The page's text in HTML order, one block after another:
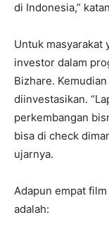
di Indonesia,”
Untuk masyarakat
investor dalam
Bizhare.
diinvestasikan.
perkembangan
bisa di check
ujarnya.
Adapun empat
adalah: